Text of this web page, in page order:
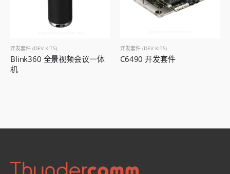
开发套件 (DEV KITS)
Blink360 全景视频会议一体
机
开发套件 (DEV KITS)
C6490 开发套件